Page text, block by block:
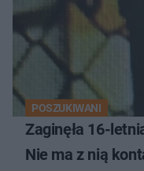
POSZUKIWANI
Zaginęła 16-
Nie ma z nią